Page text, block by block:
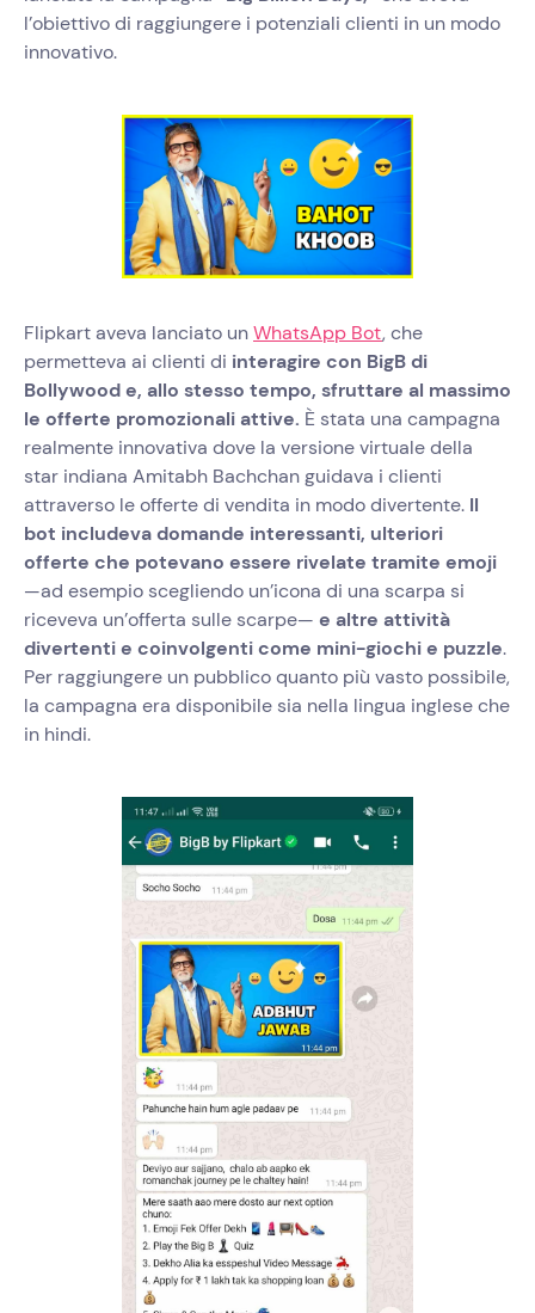
l’obiettivo di raggiungere i potenziali clienti in un modo
innovativo.
Flipkart aveva lanciato unWhatsApp Bot, che
permetteva ai clienti di interagire con BigB di
Bollywood e, allo stesso tempo, sfruttare al massimo
le offerte promozionali attive. È stata una campagna
realmente innovativa dove la versione virtuale della
star indiana Amitabh Bachchan guidava i clienti
attraverso le offerte di vendita in modo divertente. Il
bot includeva domande interessanti, ulteriori
offerte che potevano essere rivelate tramite emoji
—ad esempio scegliendo un’icona di una scarpa si
riceveva un’offerta sulle scarpe— e altre attività
divertenti e coinvolgenti come mini-giochi e puzzle.
Per raggiungere un pubblico quanto più vasto possibile,
la campagna era disponibile sia nella lingua inglese che
in hindi.